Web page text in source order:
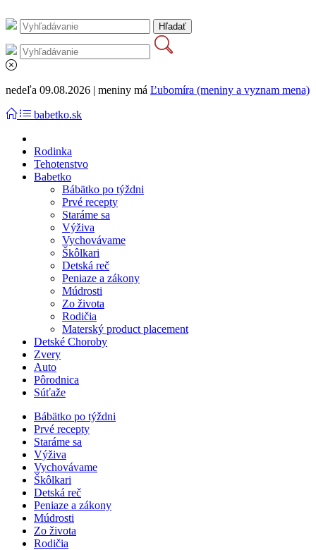
nedeľa 09.08.2026 | meniny má Ľubomíra (meniny a vyznam mena)
babetko.sk
Rodinka
Tehotenstvo
Babetko
Bábätko po týždni
Prvé recepty
Staráme sa
Výživa
Vychovávame
Škôlkari
Detská reč
Peniaze a zákony
Múdrosti
Zo života
Rodičia
Materský product placement
Detské Choroby
Zvery
Auto
Pôrodnica
Súťaže
Bábätko po týždni
Prvé recepty
Staráme sa
Výživa
Vychovávame
Škôlkari
Detská reč
Peniaze a zákony
Múdrosti
Zo života
Rodičia